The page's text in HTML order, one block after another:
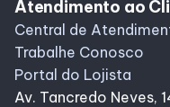
Atendimento ao
Central de
Trabalhe Conosco
Portal do Lojista
Av. Tancredo Neves,